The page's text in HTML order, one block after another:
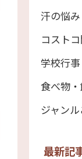
汗の悩み
コスト
学校行事
食べ物
ジャン
最新記